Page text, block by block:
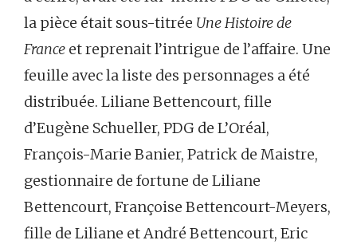
la pièce était sous-titrée Une Histoire de
France et reprenait l’intrigue de l’affaire. Une
feuille avec la liste des personnages a été
distribuée. Liliane Bettencourt, fille
d’Eugène Schueller, PDG de L’Oréal,
François-Marie Banier, Patrick de Maistre,
gestionnaire de fortune de Liliane
Bettencourt, Françoise Bettencourt-Meyers,
fille de Liliane et André Bettencourt, Eric